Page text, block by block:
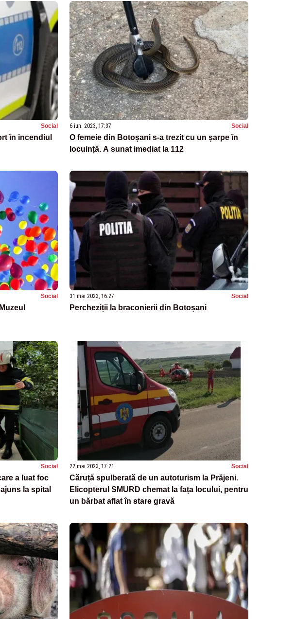
Social
în incendiul
6 iun. 2023, 17:37 Social
O femeie din Botoșani s-a trezit cu un șarpe în
locuință. A sunat imediat la 112
Social 31 mai 2023, 16:27 Social
Percheziții la braconierii din Botoșani
Social
a luat foc
Un tânăr a ajuns la spital
22 mai 2023, 17:21 Social
Căruță spulberată de un autoturism la Prăjeni.
Elicopterul SMURD chemat la fața locului, pentru
un bărbat aflat în stare gravă